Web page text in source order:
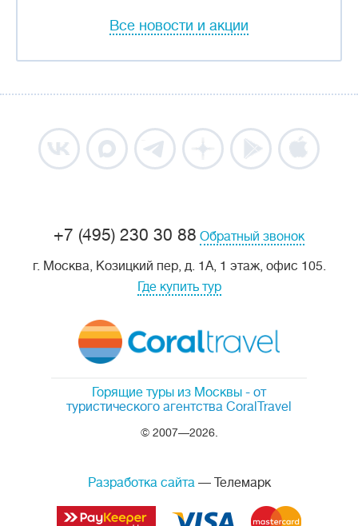
Все новости и акции
Горящие туры из Москвы - от
туристического агентства CoralTravel
© 2007—2026.
+7 (495) 230 30 88 Обратный звонок
г. Москва, Козицкий пер, д. 1А, 1 этаж, офис 105.
Где купить тур
Разработка сайта— Телемарк